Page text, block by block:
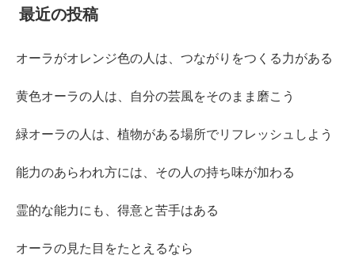
最近の投稿
オーラがオレンジ色の人は、つながりをつくる力がある
黄色オーラの人は、自分の芸風をそのまま磨こう
緑オーラの人は、植物がある場所でリフレッシュしよう
能力のあらわれ方には、その人の持ち味が加わる
霊的な能力にも、得意と苦手はある
オーラの見た目をたとえるなら